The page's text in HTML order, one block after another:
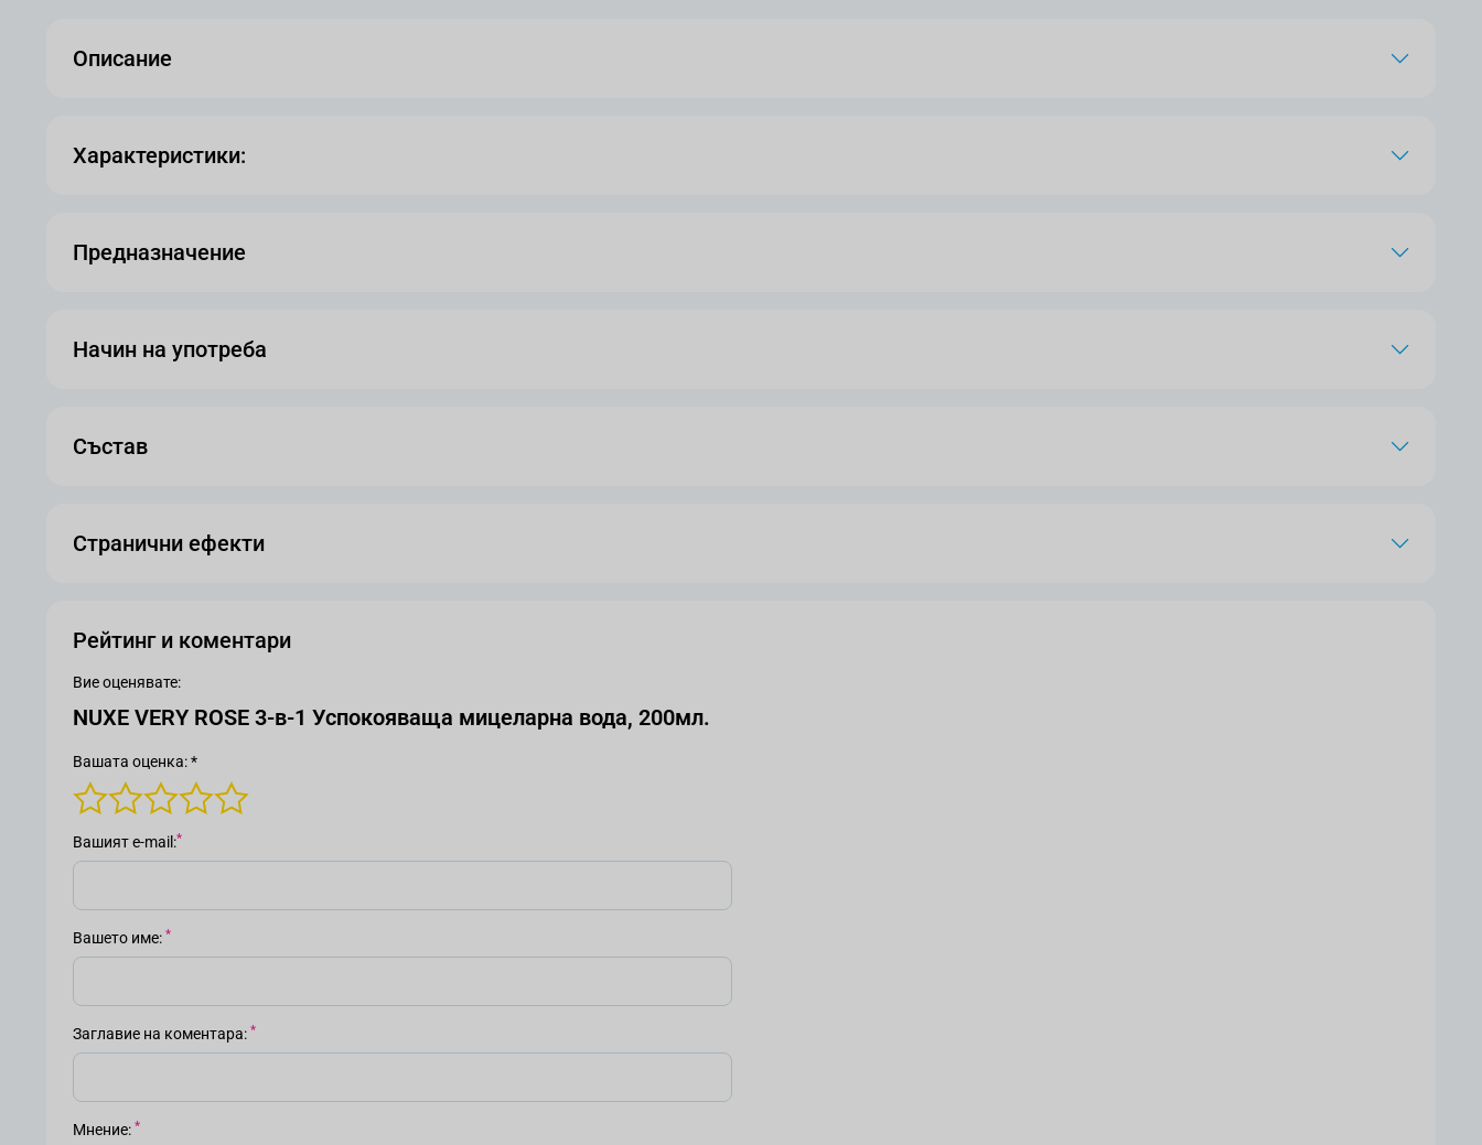
Описание
Характеристики:
Предназначение
Начин на употреба
Състав
Странични ефекти
Рейтинг и коментари
Вие оценявате:
NUXE VERY ROSE 3-в-1 Успокояваща мицеларна вода, 200мл.
Вашата оценка: *
Вашият е-mail
Вашето име
Заглавие на коментара
Мнение